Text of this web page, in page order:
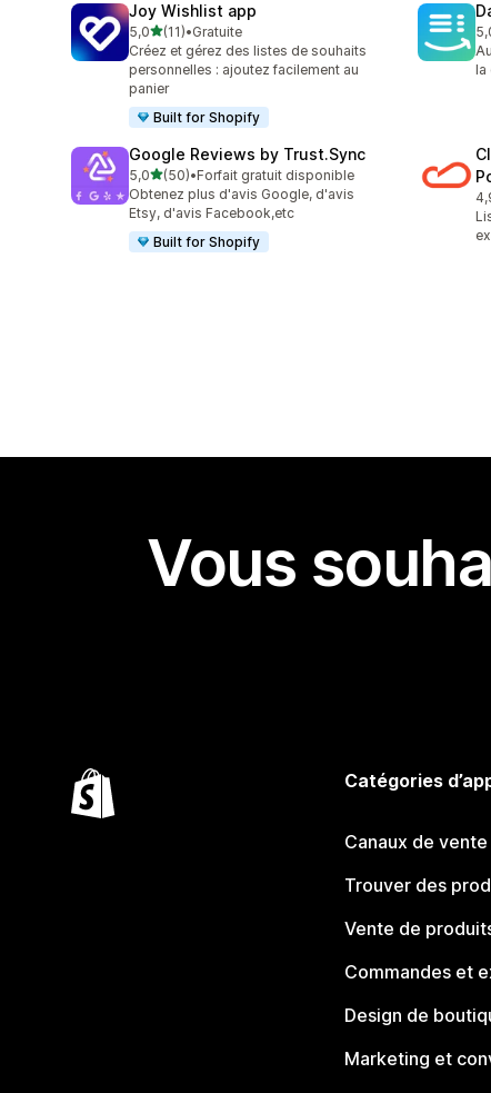
Joy Wishlist app
5,0étoile(s) sur 5
(11)
11 avis au total
•Gratuite
Créez et gérez des listes de souhaits
personnelles : ajoutez facilement au
panier
Built for Shopify
la
Google Reviews by Trust.Sync
5,0étoile(s) sur 5
(50)
50 avis au total
•Forfait gratuit disponible
Obtenez plus d'avis Google, d'avis
Etsy, d'avis Facebook,etc
Built for Shopify
Vous
Catégories
Canaux de vente
Trouver des
Vente de
Commandes et
Design de
Marketing et